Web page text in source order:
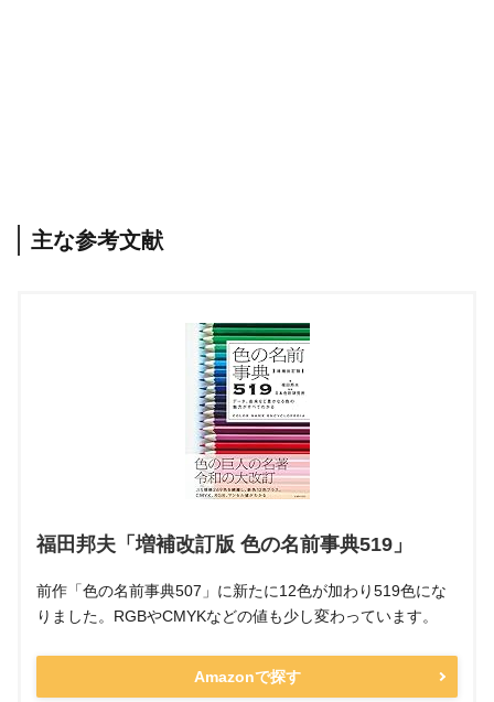
主な参考文献
福田邦夫「増補改訂版 色の名前事典519」
前作「色の名前事典507」に新たに12色が加わり519色にな
りました。RGBやCMYKなどの値も少し変わっています。
Amazonで探す